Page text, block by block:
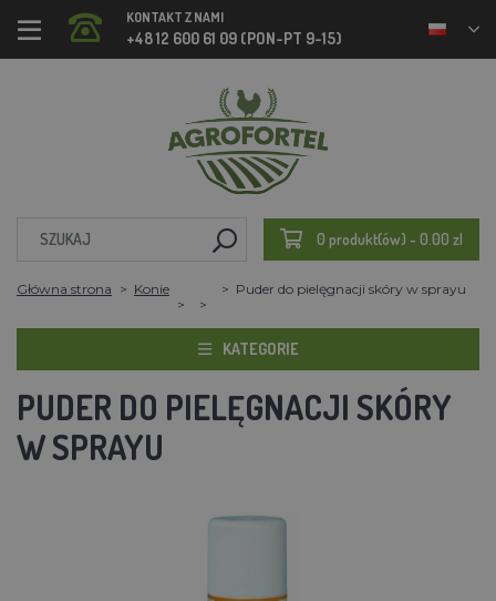
KONTAKT Z NAMI
+48 12 600 61 09 (PON-PT 9-15)
0 produkt(ów) - 0.00 zl
Główna strona Konie Puder do pielęgnacji skóry w sprayu
KATEGORIE
PUDER DO PIELĘGNACJI SKÓRY
W SPRAYU